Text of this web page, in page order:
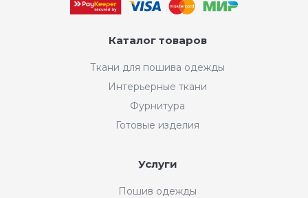
Каталог товаров
Ткани для пошива одежды
Интерьерные ткани
Фурнитура
Готовые изделия
Услуги
Пошив одежды